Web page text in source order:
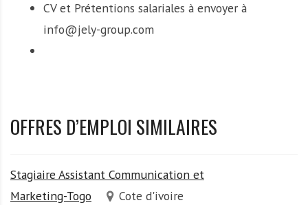
CV et Prétentions salariales à envoyer à
info@jely-group.com
OFFRES D’EMPLOI SIMILAIRES
Stagiaire Assistant Communication et
Marketing-Togo
Cote d'ivoire